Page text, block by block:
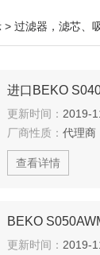
> 过滤器，滤芯、
更新时间： 2019-
厂商性质： 代理商
查看详情
BEKO
更新时间： 2019-